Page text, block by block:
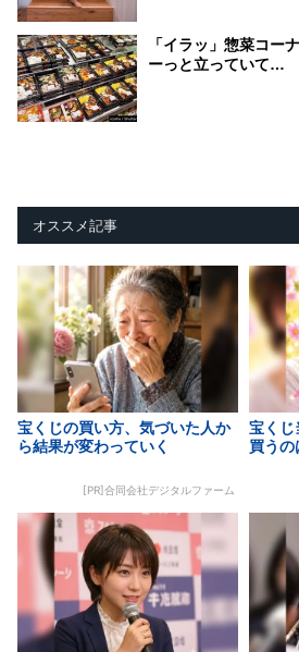
「イラッ」惣菜コー
ーっと立っていて…
オススメ記事
宝くじの買い方、気づいた人か
ら結果が変わっていく
[PR]合同会社デジタルファーム
宝くじ
買うの